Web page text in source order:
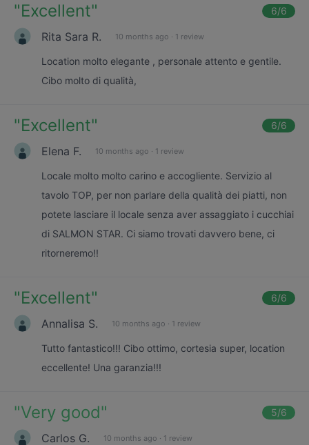
"Excellent" 6/6
Rita Sara R. 10 months ago · 1 review
Location molto elegante , personale attento e gentile.
Cibo molto di qualità,
"Excellent" 6/6
Elena F. 10 months ago · 1 review
Locale molto molto carino e accogliente. Servizio al
tavolo TOP, per non parlare della qualità dei piatti, non
potete lasciare il locale senza aver assaggiato i cucchiai
di SALMON STAR. Ci siamo trovati davvero bene, ci
ritorneremo!!
"Excellent" 6/6
Annalisa S. 10 months ago · 1 review
Tutto fantastico!!! Cibo ottimo, cortesia super, location
eccellente! Una garanzia!!!
"Very good" 5/6
Carlos G. 10 months ago · 1 review